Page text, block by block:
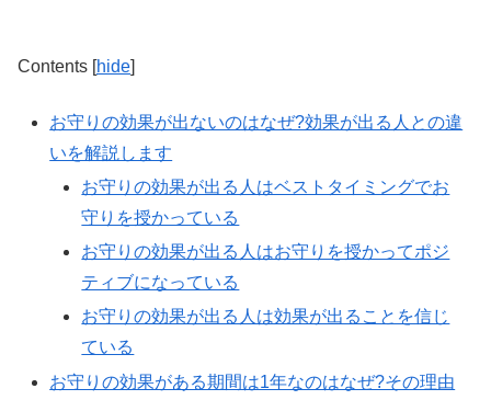
Contents hide
お守りの効果が出ないのはなぜ?効果が出る人との違
いを解説します
お守りの効果が出る人はベストタイミングでお
守りを授かっている
お守りの効果が出る人はお守りを授かってポジ
ティブになっている
お守りの効果が出る人は効果が出ることを信じ
ている
お守りの効果がある期間は1年なのはなぜ?その理由